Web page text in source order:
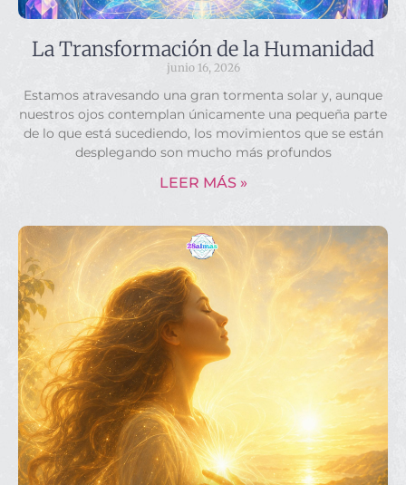
La Transformación de la Humanidad
junio 16, 2026
Estamos atravesando una gran tormenta solar y, aunque
nuestros ojos contemplan únicamente una pequeña parte
de lo que está sucediendo, los movimientos que se están
desplegando son mucho más profundos
LEER MÁS »